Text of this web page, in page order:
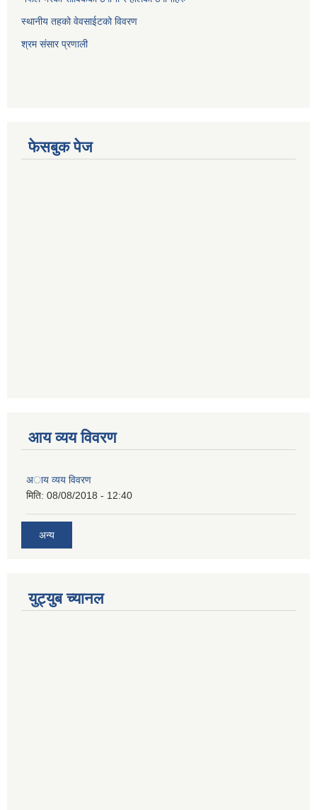
स्थानीय तहको वेवसाईटको विवरण
श्रम संसार प्रणाली
फेसबुक पेज
आय व्यय विवरण
अाय व्यय विवरण
मिति: 08/08/2018 - 12:40
अन्य
युट्युब च्यानल